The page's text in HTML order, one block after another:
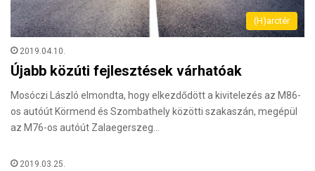
(H)arctér
2019.04.10.
Újabb közúti fejlesztések várhatóak
Mosóczi László elmondta, hogy elkezdődött a kivitelezés az M86-
os autóút Körmend és Szombathely közötti szakaszán, megépül
az M76-os autóút Zalaegerszeg…
2019.03.25.